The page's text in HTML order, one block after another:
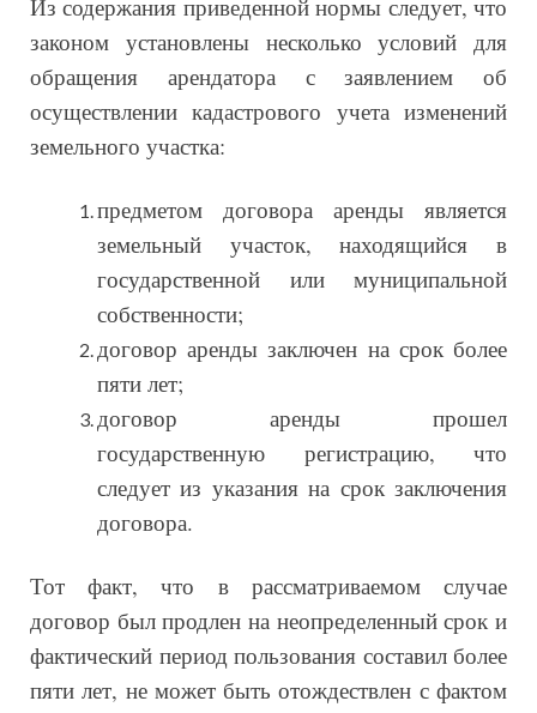
Из содержания приведенной нормы следует, что
законом установлены несколько условий для
обращения арендатора с заявлением об
осуществлении кадастрового учета изменений
земельного участка:
предметом договора аренды является
земельный участок, находящийся в
государственной или муниципальной
собственности;
договор аренды заключен на срок более
пяти лет;
договор аренды прошел
государственную регистрацию, что
следует из указания на срок заключения
договора.
Тот факт, что в рассматриваемом случае
договор был продлен на неопределенный срок и
фактический период пользования составил более
пяти лет, не может быть отождествлен с фактом